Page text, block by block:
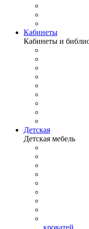
Кабинеты
Кабинеты и
Детская
Детская мебель
кроватей